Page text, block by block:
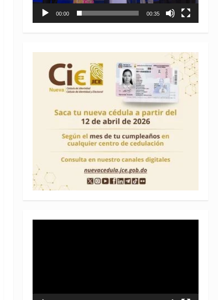
00:00 00:35